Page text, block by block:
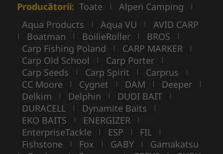
Producătorii: Toate | Alpen Camping |
Aqua Products | Aqua VU | AVID CARP
| Boatman | BoilieRoller | BROS |
Carp Fishing Poland | CARP MARKER |
Carp Old School | Carp Porter |
Carp Seeds | Carp Spirit | Carprus |
CC Moore | Cygnet | DAM | Deeper |
Delkim | Delphin | DUDI BAIT |
DURACELL | Dynamite Baits |
EKO BAITS | ENERGIZER |
EnterpriseTackle | ESP | FIL |
Fishstone | Fox | GABY | Gamakatsu